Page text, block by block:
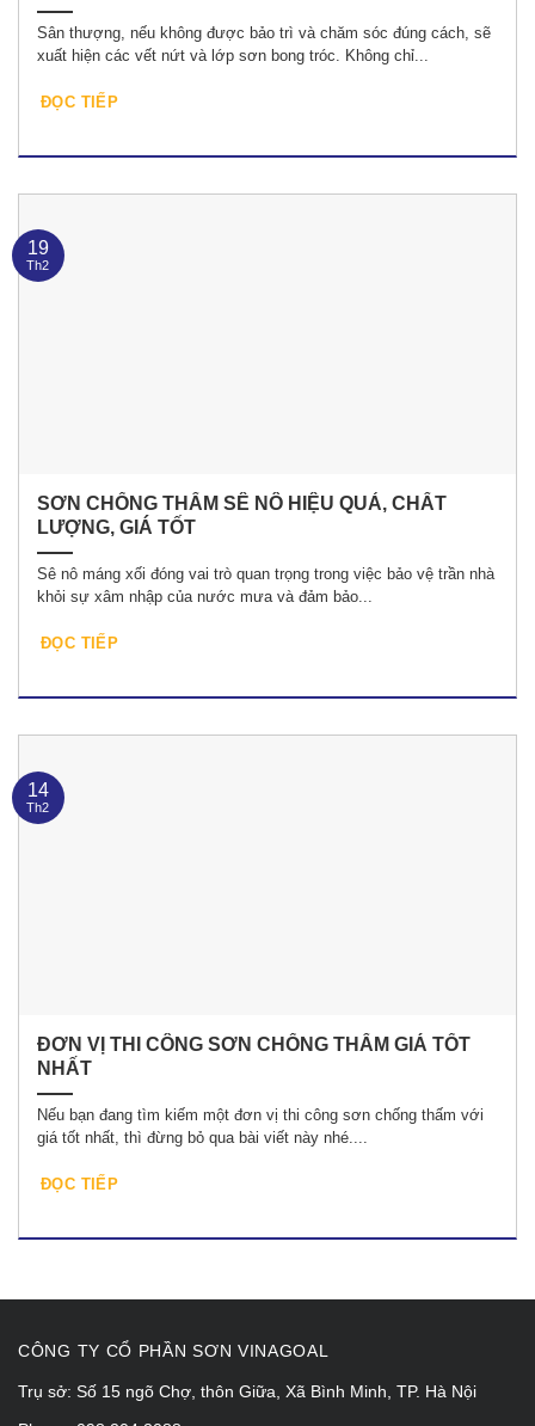
Sân thượng, nếu không được bảo trì và chăm sóc đúng cách, sẽ
xuất hiện các vết nứt và lớp sơn bong tróc. Không chỉ...
ĐỌC TIẾP
SƠN CHỐNG THẤM SÊ NÔ HIỆU QUẢ, CHẤT
LƯỢNG, GIÁ TỐT
Sê nô máng xối đóng vai trò quan trọng trong việc bảo vệ trần nhà
khỏi sự xâm nhập của nước mưa và đảm bảo...
ĐỌC TIẾP
19
Th2
ĐƠN VỊ THI CÔNG SƠN CHỐNG THẤM GIÁ TỐT
NHẤT
Nếu bạn đang tìm kiếm một đơn vị thi công sơn chống thấm với
giá tốt nhất, thì đừng bỏ qua bài viết này nhé....
ĐỌC TIẾP
14
Th2
CÔNG TY CỔ PHẦN SƠN VINAGOAL
Trụ sở: Số 15 ngõ Chợ, thôn Giữa, Xã Bình Minh, TP. Hà Nội